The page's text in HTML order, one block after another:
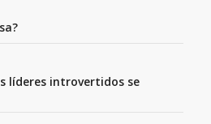
líderes introvertidos se